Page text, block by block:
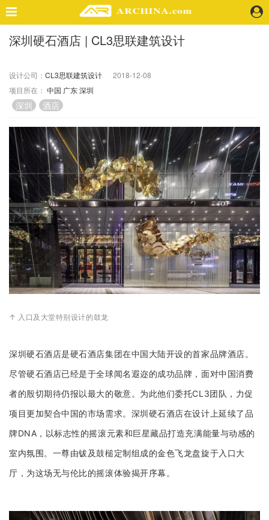
精选案例
景 观
室 内
视 频
头条资讯
业 界
机 构
人 物
地 产
快速搜索
企业招聘
关于投稿
关于我们
联系我们
深圳硬石酒店 | CL3思联建筑设计
设计公司： CL3思联建筑设计
2018-12-08
项目所在： 中国 广东深圳
深圳 酒店
↑ 入口及大堂特别设计的鼓龙
深圳硬石酒店是硬石酒店集团在中国大陆开设的首家品牌酒店。
尽管硬石酒店已经是于全球闻名遐迩的成功品牌，面对中国消费
者的殷切期待仍报以最大的敬意。为此他们委托CL3团队，力促
项目更加契合中国的市场需求。深圳硬石酒店在设计上延续了品
牌DNA，以标志性的摇滚元素和巨星藏品打造充满能量与动感的
室内氛围。一尊由钹及鼓槌定制组成的金色飞龙盘旋于入口大
厅，为这场无与伦比的摇滚体验揭开序幕。